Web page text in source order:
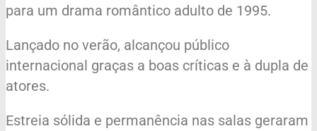
para um drama romântico adulto de 1995.
Lançado no verão, alcançou público
internacional graças a boas críticas e à dupla de
atores.
Estreia sólida e permanência nas salas geraram